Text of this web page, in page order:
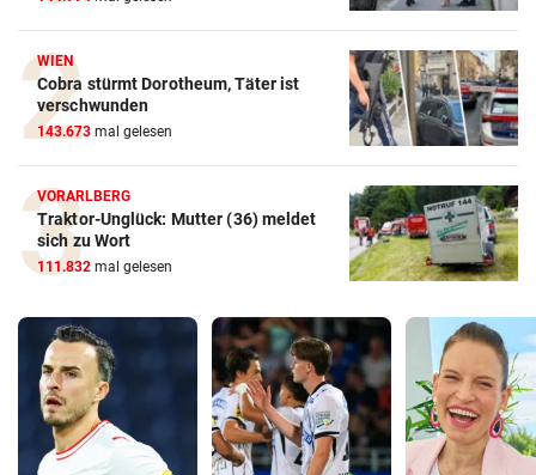
WIEN
Cobra stürmt Dorotheum, Täter ist
verschwunden
143.673 mal gelesen
VORARLBERG
Traktor-Unglück: Mutter (36) meldet
sich zu Wort
111.832 mal gelesen